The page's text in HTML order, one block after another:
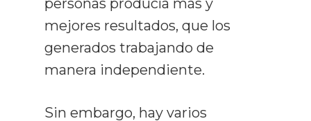
personas producía más y
mejores resultados, que los
generados trabajando de
manera independiente.
Sin embargo, hay varios